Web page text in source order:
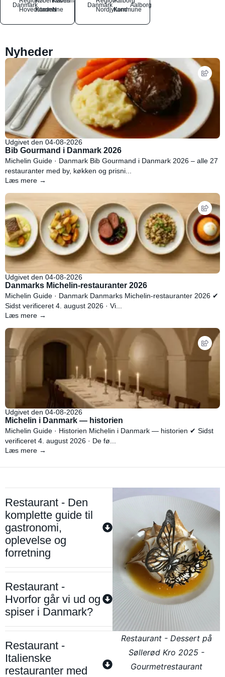
Danmark
Hovedstaden
Kommune
N
Danmark
NordjyllandKommune
Aalborg
Nyheder
Udgivet den 04-08-2026
Bib Gourmand i Danmark 2026
Michelin Guide · Danmark Bib Gourmand i Danmark 2026 – alle 27
restauranter med by, køkken og prisni...
Læs mere →
Udgivet den 04-08-2026
Danmarks Michelin-restauranter 2026
Michelin Guide · Danmark Danmarks Michelin-restauranter 2026 ✔
Sidst verificeret 4. august 2026 · Vi...
Læs mere →
Udgivet den 04-08-2026
Michelin i Danmark — historien
Michelin Guide · Historien Michelin i Danmark — historien ✔ Sidst
verificeret 4. august 2026 · De fø...
Læs mere →
Restaurant - Den
komplette guide til
gastronomi,
oplevelse og
forretning
Restaurant -
Hvorfor går vi ud og
spiser i Danmark?
Restaurant -
Italienske
restauranter med
Restaurant - Dessert på
Søllerød Kro 2025 -
Gourmetrestaurant